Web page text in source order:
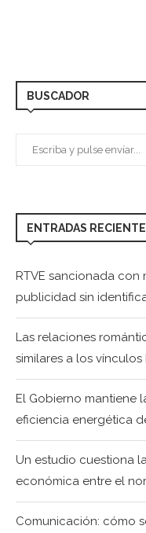
BUSCADOR
ENTRADAS
RTVE sancionada con
publicidad sin
Las relaciones
similares a los vínculos
El Gobierno mantiene
eficiencia energética
Un estudio cuestiona
económica entre el
Comunicación: cómo